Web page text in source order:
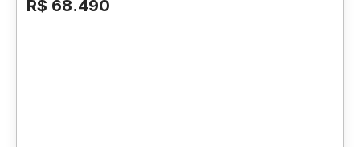
R$ 68.490